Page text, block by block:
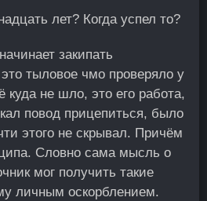
лет? Когда успел то?
закипать
тыловое чмо проверяло у
не шло, это его работа,
повод прицепиться, было
этого не скрывал. Причём
Словно сама мысль о
мог получить такие
личным оскорблением.